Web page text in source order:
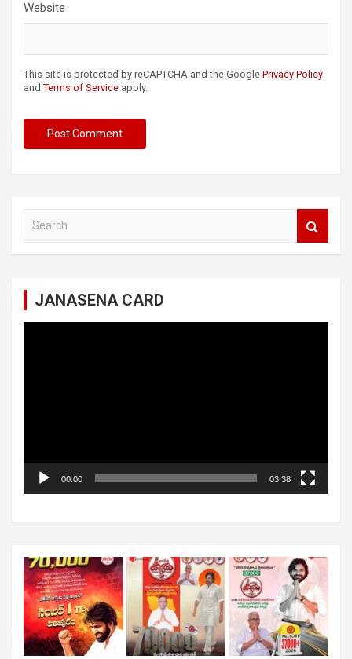
Website
This site is protected by reCAPTCHA and the Google Privacy Policy
and Terms of Service apply.
JANASENA CARD
00:00 03:38